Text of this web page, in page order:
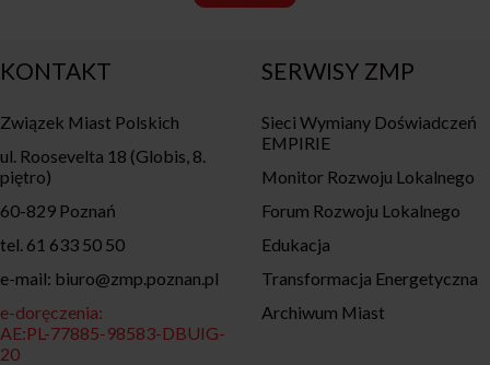
KONTAKT
Związek Miast Polskich
ul. Roosevelta 18 (Globis, 8.
piętro)
60-829 Poznań
tel. 61 633 50 50
e-mail: biuro@zmp.poznan.pl
e-doręczenia:
AE:PL-77885-98583-DBUIG-
20
SERWISY ZMP
Sieci Wymiany Doświadczeń
EMPIRIE
Monitor Rozwoju Lokalnego
Forum Rozwoju Lokalnego
Edukacja
Transformacja Energetyczna
Archiwum Miast